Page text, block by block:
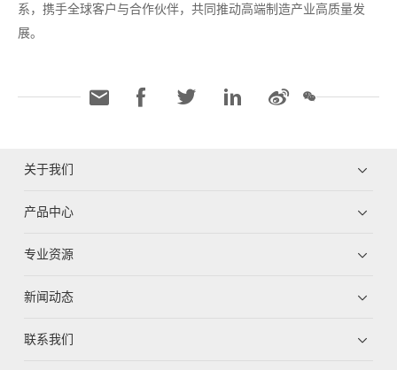
系，携手全球客户与合作伙伴，共同推动高端制造产业高质量发
展。
关于我们
产品中心
专业资源
新闻动态
联系我们